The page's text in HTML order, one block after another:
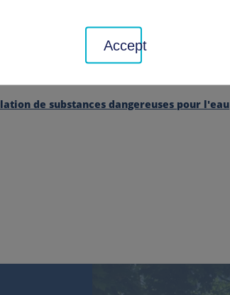
surface
de substances dangereuses pour l'eau
Accept